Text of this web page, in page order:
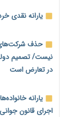
اختیارات
پایان شهریور ابلاغ
مرحله سیزدهم
یارانه نقدی خرداد ۱۴۰۵ دهک‌های چهارم تا
حذف شرکت‌های
نیست/ تصمیم
در تعارض است
اجرای قانون